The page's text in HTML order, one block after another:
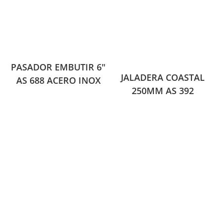
PASADOR EMBUTIR 6″
AS 688 ACERO INOX
JALADERA COASTAL
250MM AS 392